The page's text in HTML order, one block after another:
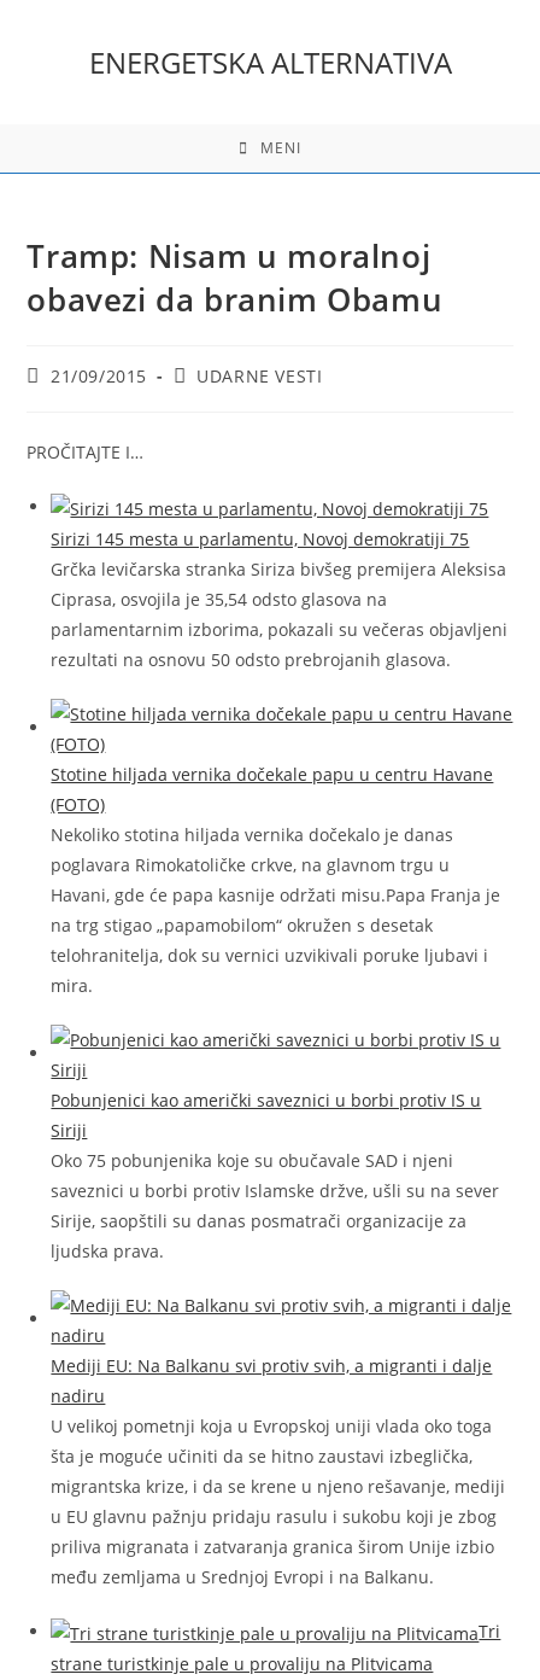
ENERGETSKA ALTERNATIVA
MENI
Tramp: Nisam u moralnoj
obavezi da branim Obamu
Post21/09/2015
PostUDARNE VESTI
PROČITAJTE I…
Sirizi 145 mesta u parlamentu, Novoj demokratiji 75
Grčka levičarska stranka Siriza bivšeg premijera Aleksisa
Ciprasa, osvojila je 35,54 odsto glasova na
parlamentarnim izborima, pokazali su večeras objavljeni
rezultati na osnovu 50 odsto prebrojanih glasova.
Stotine hiljada vernika dočekale papu u centru Havane
(FOTO)
Nekoliko stotina hiljada vernika dočekalo je danas
poglavara Rimokatoličke crkve, na glavnom trgu u
Havani, gde će papa kasnije održati misu.Papa Franja je
na trg stigao „papamobilom“ okružen s desetak
telohranitelja, dok su vernici uzvikivali poruke ljubavi i
mira.
Pobunjenici kao američki saveznici u borbi protiv IS u
Siriji
Oko 75 pobunjenika koje su obučavale SAD i njeni
saveznici u borbi protiv Islamske držve, ušli su na sever
Sirije, saopštili su danas posmatrači organizacije za
ljudska prava.
Mediji EU: Na Balkanu svi protiv svih, a migranti i dalje
nadiru
U velikoj pometnji koja u Evropskoj uniji vlada oko toga
šta je moguće učiniti da se hitno zaustavi izbeglička,
migrantska krize, i da se krene u njeno rešavanje, mediji
u EU glavnu pažnju pridaju rasulu i sukobu koji je zbog
priliva migranata i zatvaranja granica širom Unije izbio
među zemljama u Srednjoj Evropi i na Balkanu.
Tri
strane turistkinje pale u provaliju na Plitvicama